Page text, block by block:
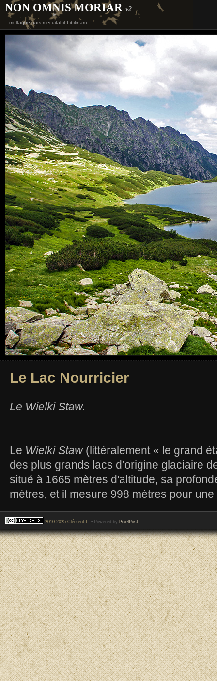
NON OMNIS MORIAR v2
...multaque pars mei uitabit Libitinam
Le Lac Nourricier
Le Wielki Staw.
Le Wielki Staw(littéralement « le grand
des plus grands lacs d’origine glaciaire
situé à 1665 mètres d'altitude, sa
mètres, et il mesure 998 mètres pour
2010-2025 Clément L. • Powered by PixelPost